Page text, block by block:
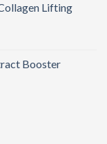
Lifting
Booster